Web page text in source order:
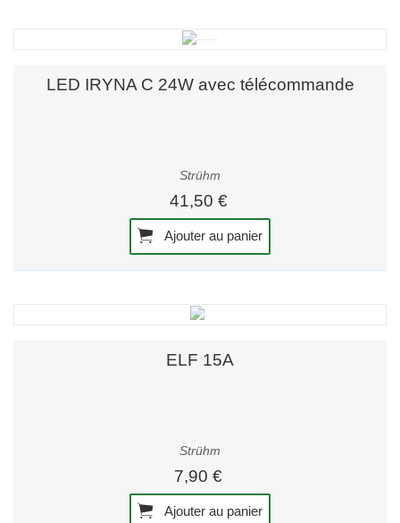
LED IRYNA C 24W avec télécommande
Strühm
41,50 €
Ajouter au panier
ELF 15A
Strühm
7,90 €
Ajouter au panier